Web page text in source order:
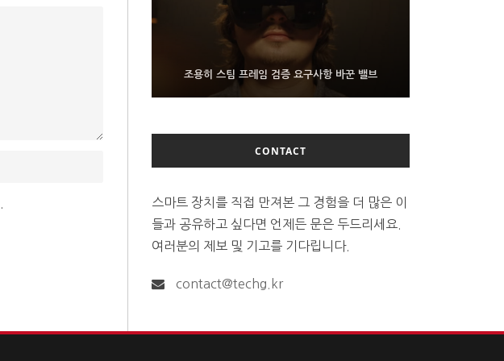
조용히 스팀 프레임 검증 요구사항 바꾼 밸브
9월 4일부터 서비스 접는 안드로이드 장치용 구글 어
시스턴트
FMS 2026서 차세대 3D 메모리 ZHBM·ZNAND-O
모형 처음 선보인 삼성전자
CONTACT
스마트 장치를 직접 만져본 그 경험을 더 많은 이
들과 공유하고 싶다면 언제든 문은 두드리세요.
여러분의 제보 및 기고를 기다립니다.
contact@techg.kr